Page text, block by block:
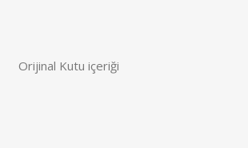
Orijinal Kutu içeriği